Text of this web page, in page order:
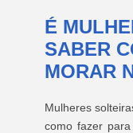
É
SABER
MORAR
Mulheres
como fazer